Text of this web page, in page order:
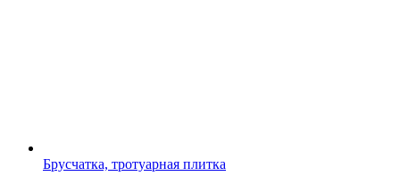
Брусчатка, тротуарная плитка